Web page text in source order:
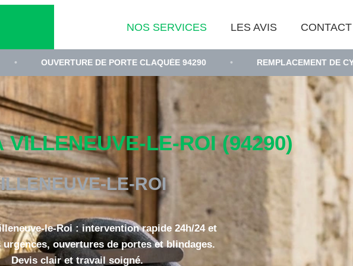
NOS SERVICES LES AVIS CONTACT
DE PORTE CLAQUÉE 94290 • REMPLACEMENT DE CYLINDRE DE
VILLENEUVE-LE-ROI (94290)
LE-ROI
le-Roi : intervention rapide 24h/24 et
urgences, ouvertures de portes et blindages.
Devis clair et travail soigné.